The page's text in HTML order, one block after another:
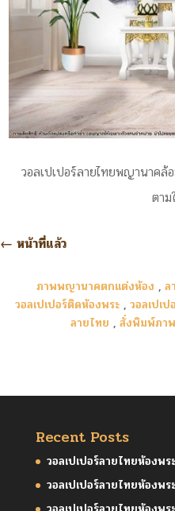
วอลเปเปอร์ลายไทยพญานาคล้
ตาม
← หน้าที่แล้ว
ภาพพญานาคตกแต่งห้อง , ล
วอลเปเปอร์ติดห้องพระ , วอลเปเ
ลายไทย , สั่งพิมพ์ภา
Recent Posts
วอลเปเปอร์ลายไทยห้องพ
วอลเปเปอร์ลายไทยห้องพ